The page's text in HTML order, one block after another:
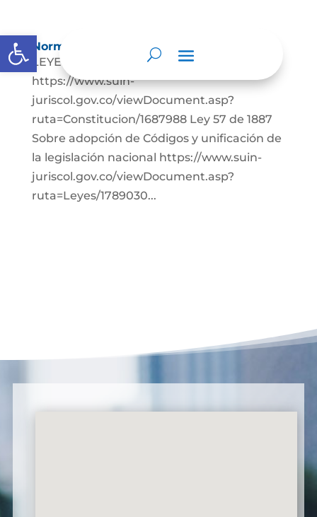
Abrir barra de herramientas
Normatividad
LEYES: Constitución Política de Colombia.
https://www.suin-
juriscol.gov.co/viewDocument.asp?
ruta=Constitucion/1687988 Ley 57 de 1887
Sobre adopción de Códigos y unificación de
la legislación nacional https://www.suin-
juriscol.gov.co/viewDocument.asp?
ruta=Leyes/1789030...